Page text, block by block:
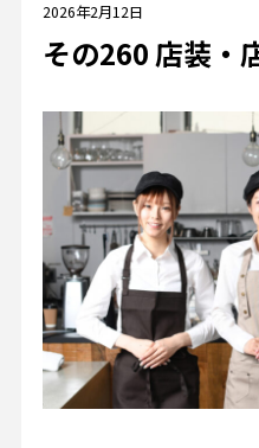
2026年2月12日
その260 店装・